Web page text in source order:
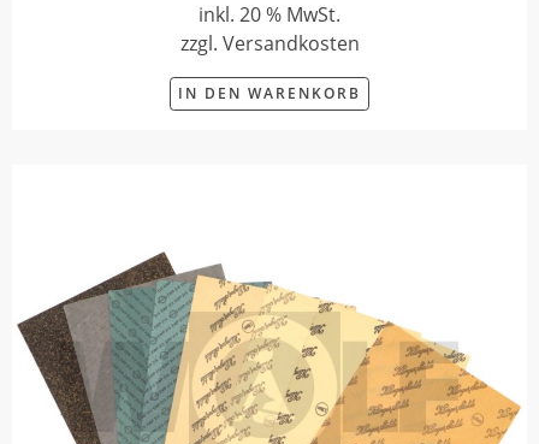
inkl. 20 % MwSt.
zzgl. Versandkosten
IN DEN WARENKORB